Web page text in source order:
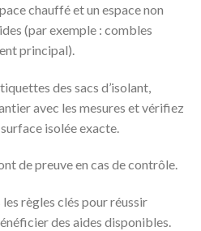
chauffé et un espace non
(par exemple : combles
principal).
des sacs d’isolant,
avec les mesures et vérifiez
isolée exacte.
de preuve en cas de contrôle.
règles clés pour réussir
des aides disponibles.